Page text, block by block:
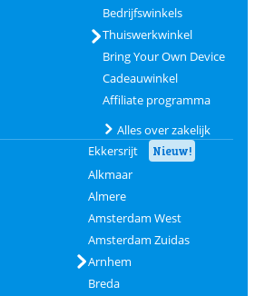
Bedrijfswinkels
Thuiswerkwinkel
Bring Your Own Device
Cadeauwinkel
Affiliate programma
Alles over zakelijk
Ekkersrijt Nieuw!
Alkmaar
Almere
Amsterdam West
Amsterdam Zuidas
Arnhem
Breda